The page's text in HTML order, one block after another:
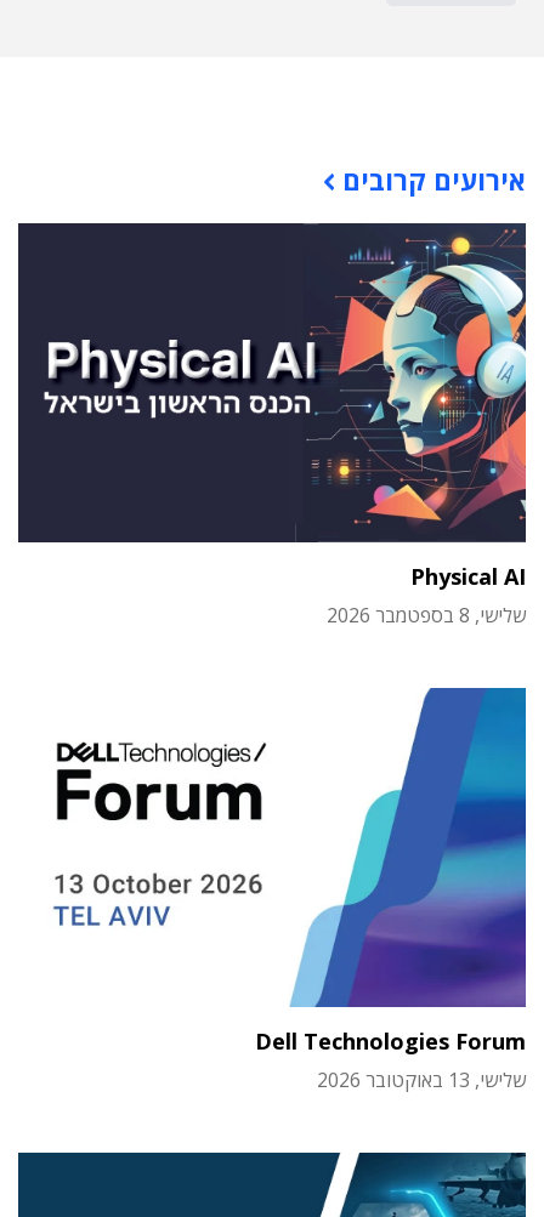
אירועים קרובים
Physical AI
שלישי, 8 בספטמבר 2026
Dell Technologies Forum
שלישי, 13 באוקטובר 2026